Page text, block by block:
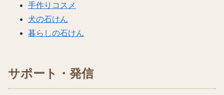
手作りコスメ
犬の石けん
暮らしの石けん
サポート・発信